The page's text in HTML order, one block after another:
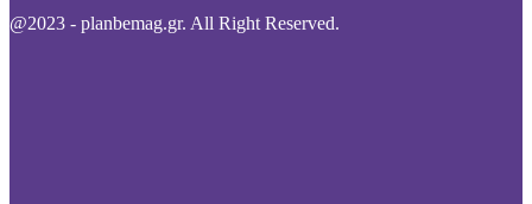
@2023 - planbemag.gr. All Right Reserved.